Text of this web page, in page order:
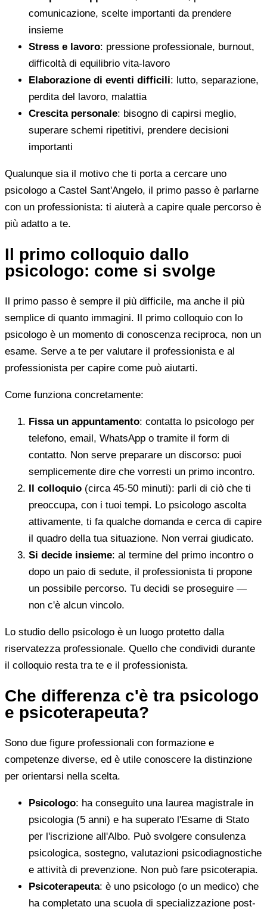
comunicazione, scelte importanti da prendere
insieme
Stress e lavoro: pressione professionale, burnout,
difficoltà di equilibrio vita-lavoro
Elaborazione di eventi difficili: lutto, separazione,
perdita del lavoro, malattia
Crescita personale: bisogno di capirsi meglio,
superare schemi ripetitivi, prendere decisioni
importanti
Qualunque sia il motivo che ti porta a cercare uno
psicologo a Castel Sant'Angelo, il primo passo è parlarne
con un professionista: ti aiuterà a capire quale percorso è
più adatto a te.
Il primo colloquio dallo
psicologo: come si svolge
Il primo passo è sempre il più difficile, ma anche il più
semplice di quanto immagini. Il primo colloquio con lo
psicologo è un momento di conoscenza reciproca, non un
esame. Serve a te per valutare il professionista e al
professionista per capire come può aiutarti.
Come funziona concretamente:
Fissa un appuntamento: contatta lo psicologo per
telefono, email, WhatsApp o tramite il form di
contatto. Non serve preparare un discorso: puoi
semplicemente dire che vorresti un primo incontro.
Il colloquio (circa 45-50 minuti): parli di ciò che ti
preoccupa, con i tuoi tempi. Lo psicologo ascolta
attivamente, ti fa qualche domanda e cerca di capire
il quadro della tua situazione. Non verrai giudicato.
Si decide insieme: al termine del primo incontro o
dopo un paio di sedute, il professionista ti propone
un possibile percorso. Tu decidi se proseguire —
non c'è alcun vincolo.
Lo studio dello psicologo è un luogo protetto dalla
riservatezza professionale. Quello che condividi durante
il colloquio resta tra te e il professionista.
Che differenza c'è tra psicologo
e psicoterapeuta?
Sono due figure professionali con formazione e
competenze diverse, ed è utile conoscere la distinzione
per orientarsi nella scelta.
Psicologo: ha conseguito una laurea magistrale in
psicologia (5 anni) e ha superato l'Esame di Stato
per l'iscrizione all'Albo. Può svolgere consulenza
psicologica, sostegno, valutazioni psicodiagnostiche
e attività di prevenzione. Non può fare psicoterapia.
Psicoterapeuta: è uno psicologo (o un medico) che
ha completato una scuola di specializzazione post-